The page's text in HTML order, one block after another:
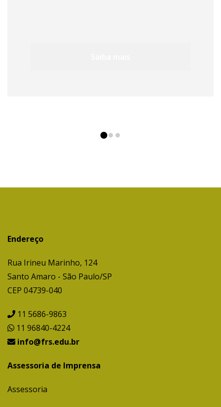
Endereço
Rua Irineu Marinho, 124
Santo Amaro - São Paulo/SP
CEP 04739-040
11 5686-9863
11 96840-4224
info@frs.edu.br
Assessoria de Imprensa
Assessoria